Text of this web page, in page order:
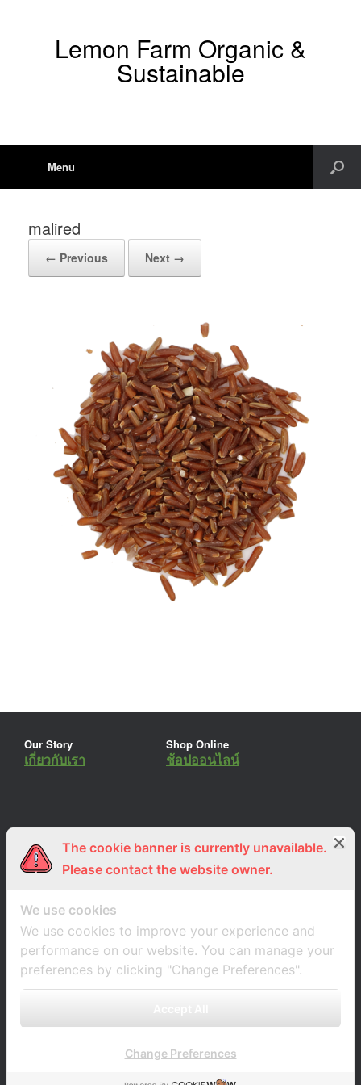
Lemon Farm Organic &
Sustainable
Menu
malired
← Previous Next →
Our Story
เกี่ยวกับเรา
Shop Online
ช้อปออนไลน์
ร่วมงานกับเรา
สมัครงาน
Lemon Farm Cafe
ร้านอาหารอินทรีย์
The cookie banner is currently unavailable.
Please contact the website owner.
We use cookies
We use cookies to improve your experience and
performance on our website. You can manage your
preferences by clicking "Change Preferences".
Change Preferences